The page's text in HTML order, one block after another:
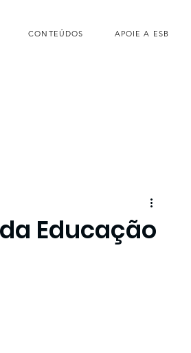
CONTEÚDOS APOIE A ESB
Educação